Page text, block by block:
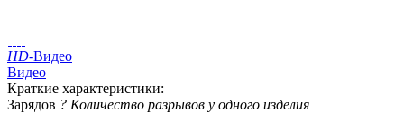
HD-Видео
Видео
Краткие характеристики:
Зарядов ? Количество разрывов у одного изделия